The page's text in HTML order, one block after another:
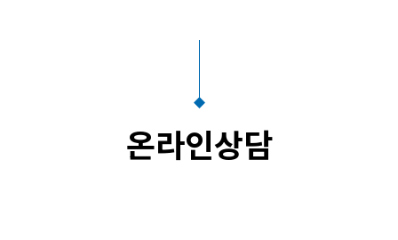
온라인상담